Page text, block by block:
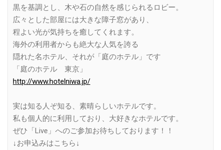
黒を基調とし、木や石の自然を感じられるロビー。
広々とした部屋には大きな障子窓があり、
程よい光が気持ちを癒してくれます。
海外の利用者からも絶大な人気を誇る
隠れた名ホテル、それが「庭のホテル」です
「庭のホテル 東京」
http://www.hotelniwa.jp/
実は知る人ぞ知る、素晴らしいホテルです。
私も個人的に利用しており、大好きなホテルです。
ぜひ「Live」へのご参加お待ちしております！！
↓お申込みはこちら↓